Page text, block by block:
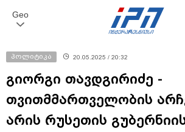
Geo
პოლიტიკა 20.05.2025 / 20:32
გიორგი თავდგირიძე -
თვითმმართველობის
არის რუსეთის